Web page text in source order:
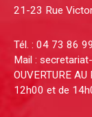
21-23 Rue
Tél. : 04 73 86
Mail :
OUVERTURE
12h00 et de